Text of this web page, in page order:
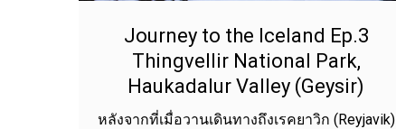
Journey to the Iceland Ep.3
Thingvellir National Park,
Haukadalur Valley (Geysir)
หลังจากที่เมื่อวานเดินทางถึงเรคยาวิก (Reyjavik)